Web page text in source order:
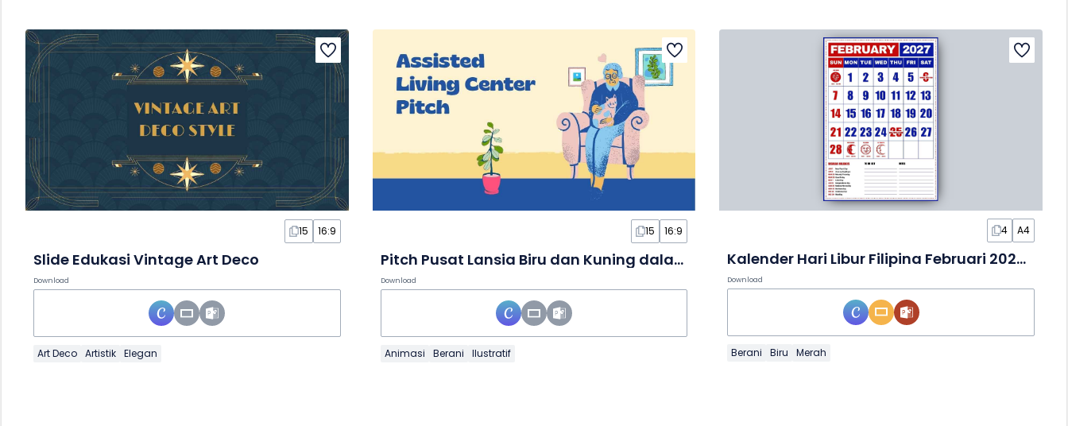
15 16:9
Slide Edukasi Vintage Art Deco
Download
Art Deco Artistik Elegan
15 16:9
Pitch Pusat Lansia Biru dan Kuning dalam Slide
Download
Animasi Berani Ilustratif
4 A4
Kalender Hari Libur Filipina Februari 2027 dalam Slide
Download
Berani Biru Merah